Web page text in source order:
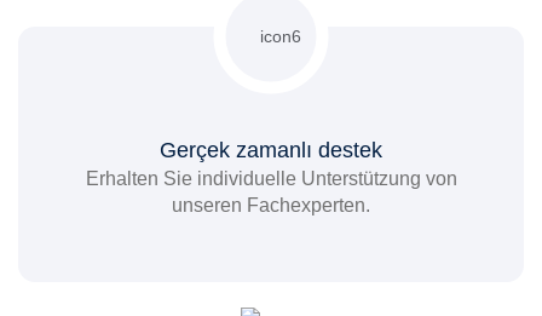
Gerçek zamanlı destek
Erhalten Sie individuelle Unterstützung von
unseren Fachexperten.